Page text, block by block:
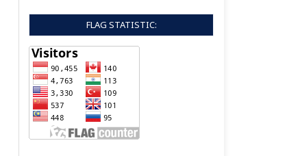
FLAG STATISTIC: